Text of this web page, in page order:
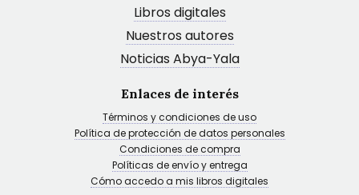
Libros digitales
Nuestros autores
Noticias Abya-Yala
Enlaces de interés
Términos y condiciones de uso
Política de protección de datos personales
Condiciones de compra
Políticas de envío y entrega
Cómo accedo a mis libros digitales